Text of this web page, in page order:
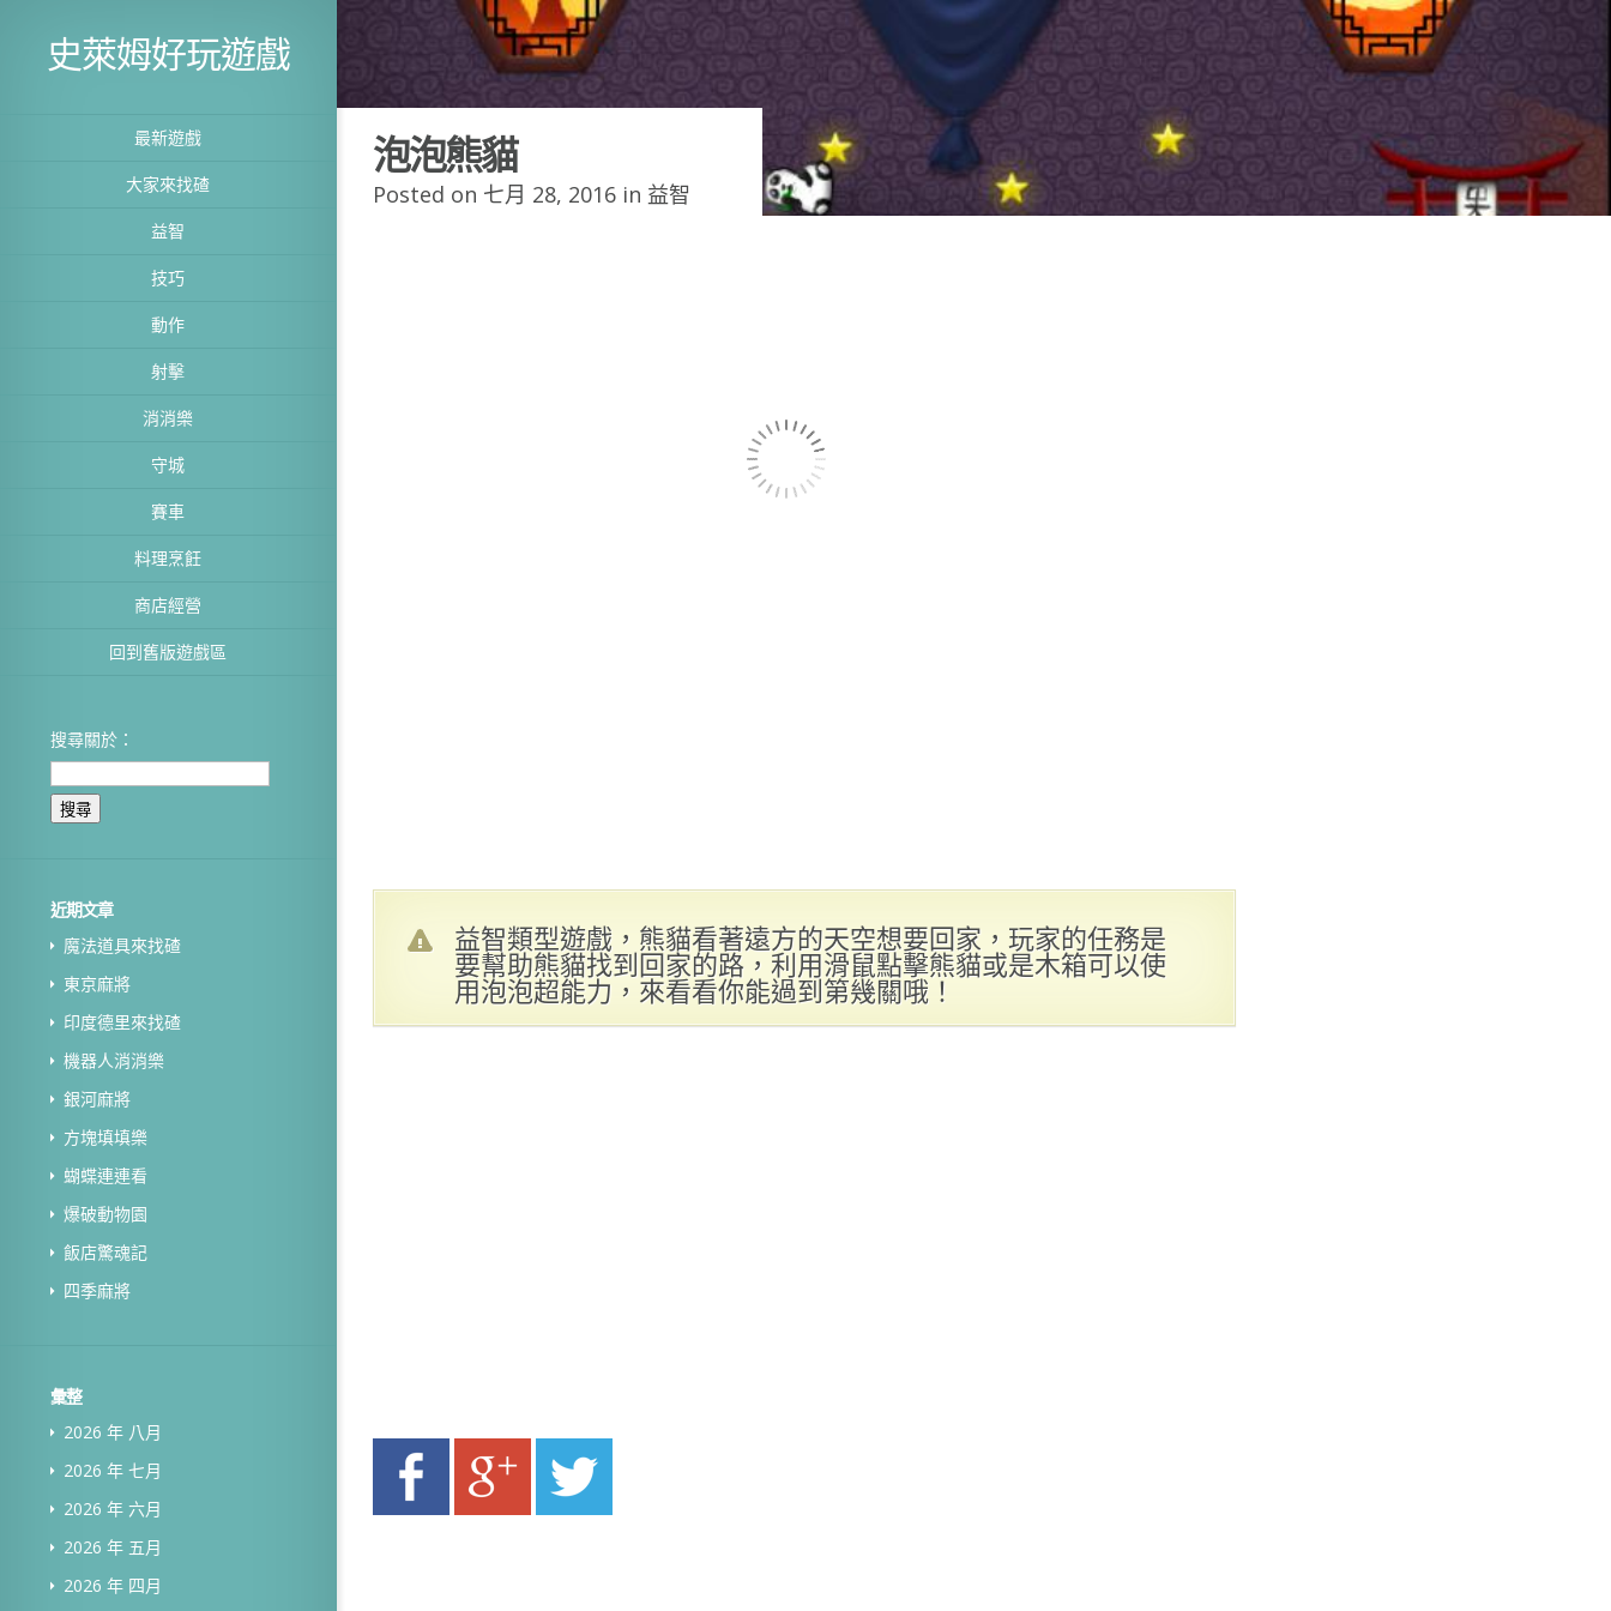
史萊姆好玩遊戲
最新遊戲
大家來找碴
益智
技巧
動作
射擊
消消樂
守城
賽車
料理烹飪
商店經營
回到舊版遊戲區
搜尋關於：
近期文章
魔法道具來找碴
東京麻將
印度德里來找碴
機器人消消樂
銀河麻將
方塊填填樂
蝴蝶連連看
爆破動物園
飯店驚魂記
四季麻將
彙整
2026 年 八月
2026 年 七月
2026 年 六月
2026 年 五月
2026 年 四月
泡泡熊貓
Posted on 七月 28, 2016 in 益智
益智類型遊戲，熊貓看著遠方的天空想要回家，玩家的任務是
要幫助熊貓找到回家的路，利用滑鼠點擊熊貓或是木箱可以使
用泡泡超能力，來看看你能過到第幾關哦！